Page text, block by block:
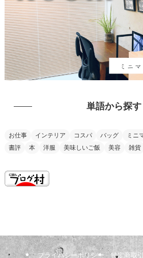
単語から探す
お仕事 インテリア コスパ バッグ ミニ
書評
本 洋服 美味しいご飯 美容 雑貨
プライバシーポリシー 特定商取